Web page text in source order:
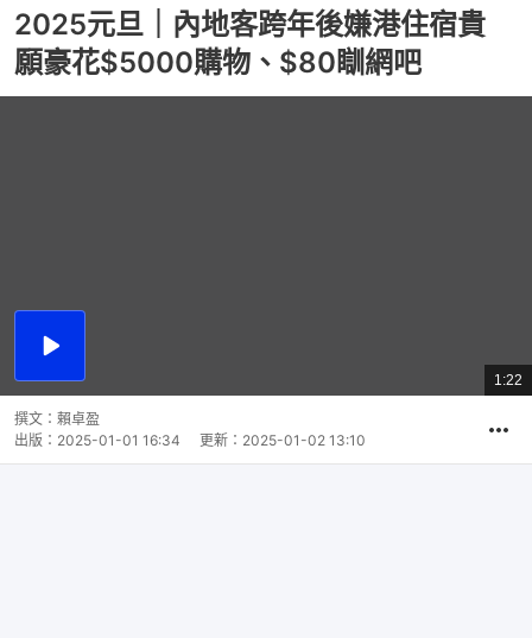
2025元旦｜內地客跨年後嫌港住宿貴
願豪花$5000購物、$80瞓網吧
播
總
共
1:22
撰文： 賴卓盈
出版： 2025-01-01 16:34 更新： 2025-01-02 13:10